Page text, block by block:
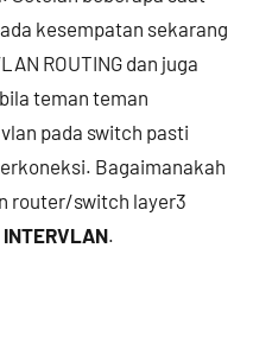
kesempatan sekarang
ROUTING dan juga
teman teman
pada switch pasti
Bagaimanakah
router/switch layer3
INTERVLAN.